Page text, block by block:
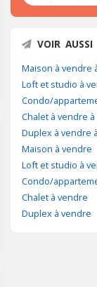
VOIR AUSSI
Maison à vendre
Loft et studio à
Condo/
Chalet à vendre à
Duplex à vendre
Maison à vendre
Loft et studio à
Condo/
Chalet à vendre
Duplex à vendre